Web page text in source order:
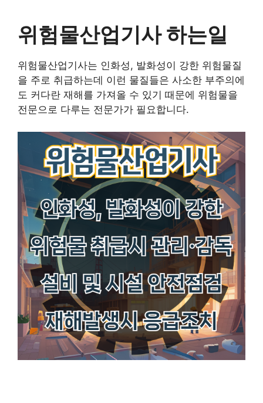
위험물산업기사 하는일
위험물산업기사는 인화성, 발화성이 강한 위험물질
을 주로 취급하는데 이런 물질들은 사소한 부주의에
도 커다란 재해를 가져올 수 있기 때문에 위험물을
전문으로 다루는 전문가가 필요합니다.